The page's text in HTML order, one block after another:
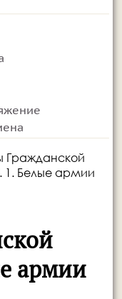
Гражданской
1. Белые армии
армии